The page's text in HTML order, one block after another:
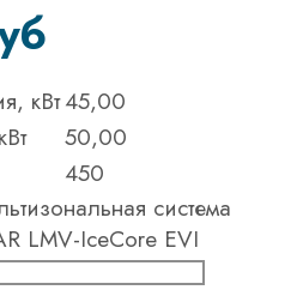
кВт45,00
50,00
450
система
LMV-IceCore EVI